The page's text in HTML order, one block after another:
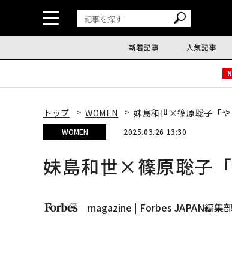
新着記事 人気記事
トップ WOMEN 妹島和世×篠原聡子「や
WOMEN 2025.03.26 13:30
妹島和世×篠原聡子
magazine | Forbes JAPAN編集